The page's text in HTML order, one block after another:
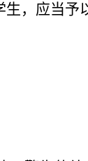
，应当予